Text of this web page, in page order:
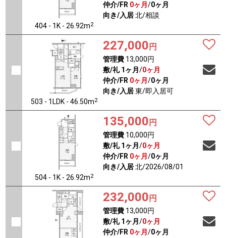
404 - 1K - 26.92m2
仲介/FR 0ヶ月 /0ヶ月
向き/入居北/相談
503 - 1LDK - 46.50m2
227,000 円
管理費13,000円
敷/礼 1ヶ月 /0ヶ月
仲介/FR 0ヶ月 /0ヶ月
向き/入居東/即入居可
504 - 1K - 26.92m2
135,000 円
管理費10,000円
敷/礼 1ヶ月 /0ヶ月
仲介/FR 0ヶ月 /0ヶ月
向き/入居北/2026/08/01
232,000 円
管理費13,000円
敷/礼 1ヶ月 /0ヶ月
仲介/FR 0ヶ月 /0ヶ月